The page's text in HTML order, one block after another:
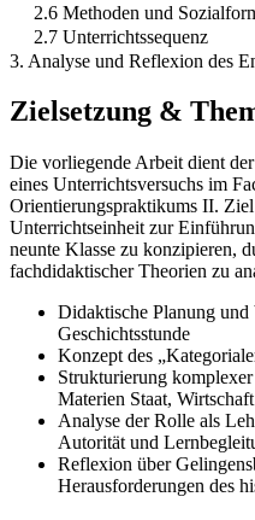
2.6 Methoden und
2.7 Unterrichtssequenz
3. Analyse und Reflexion des
Zielsetzung &
Die vorliegende Arbeit dient
eines Unterrichtsversuchs im
Orientierungspraktikums II.
Unterrichtseinheit zur
neunte Klasse zu konzipieren,
fachdidaktischer Theorien zu
Didaktische Planung und
Geschichtsstunde
Konzept des
Strukturierung
Materien Staat,
Analyse der Rolle als
Autorität und
Reflexion über
Herausforderungen des